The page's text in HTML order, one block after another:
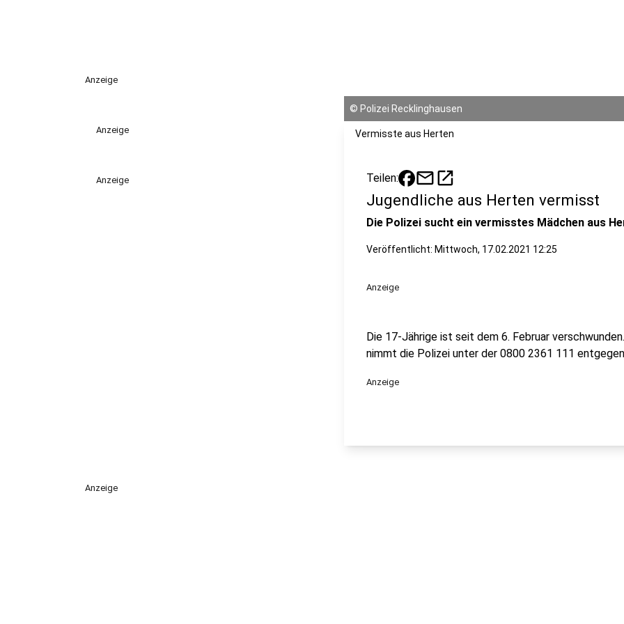
Anzeige
Anzeige
Anzeige
© Polizei Recklinghausen
Vermisste aus Herten
Teilen: mailopen_in_new
Jugendliche aus Herten vermisst
Die Polizei sucht ein vermisstes Mädchen aus
Veröffentlicht: Mittwoch, 17.02.2021 12:25
Anzeige
Die 17-Jährige ist seit dem 6. Februar
nimmt die Polizei unter der 0800 2361 111
Anzeige
Anzeige